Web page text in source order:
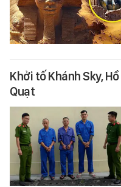
Khởi tố Khánh Sky,
Quạt